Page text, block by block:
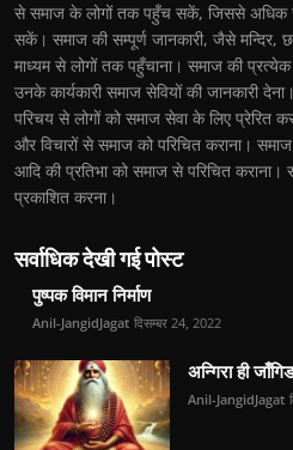
से समाज के लोगों तक पहुँच सकें, जिससे अधिक
सकें। समाज की सम्पूर्ण जानकारी, जैसे मन्दिर,
माध्यम से लोगों तक पहुँचाना। समाज की
उनके कार्यकारी समाज सेवियों की जानकारी
परिचय से लोगों को समाज सेवा के लिए प्रेरित
और विचारों से समाज को परिचित कराना।
आदि की प्रतिभा को समाज से परिचित
प्रकाशित करना।
सर्वाधिक देखी गई पोस्ट
पुष्पक विमान निर्माण
Anil-JangidJagat दिसम्बर 24, 2022
अन्गिरा ही जाँगिड
Anil-JangidJagat